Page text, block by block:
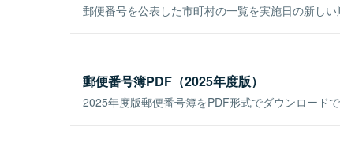
郵便番号を公表した市町村の一覧を実施日の新しい
郵便番号簿PDF（2025年度版）
2025年度版郵便番号簿をPDF形式でダウンロードで